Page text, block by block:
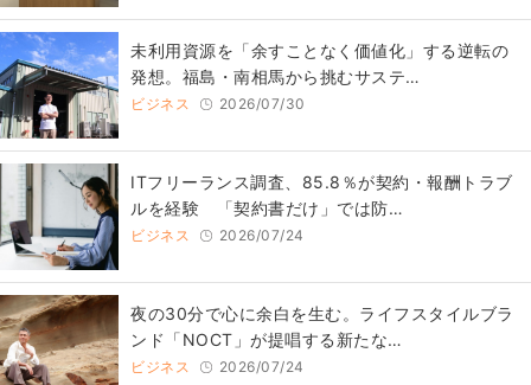
​​未利用資源を「余すことなく価値化」する逆転の
発想。福島・南相馬から挑むサステ…
ビジネス 2026/07/30
ITフリーランス調査、85.8％が契約・報酬トラブ
ルを経験 「契約書だけ」では防…
ビジネス 2026/07/24
​夜の30分で心に余白を生む。ライフスタイルブラ
ンド「NOCT」が提唱する新たな…
ビジネス 2026/07/24